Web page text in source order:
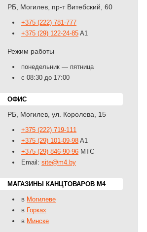
РБ Могилев пр-т Витебский, 60
+375 (222) 781-777
+375 (29) 122-24-85 A1
Режим работы
понедельник — пятница
с 08:30 до 17:00
ОФИС
РБ Могилев ул. Королева, 15
+375 (222) 719-111
+375 (29) 101-09-98 A1
+375 (29) 846-90-96 MTС
Email: site@m4.by
МАГАЗИНЫ КАНЦТОВАРОВ M4
в Могилеве
в Горках
в Минске